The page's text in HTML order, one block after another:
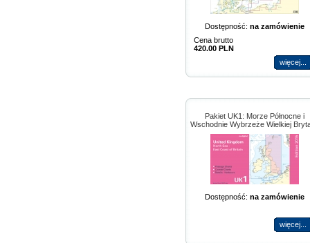
Dostępność: na zamówienie
Cena brutto
420.00 PLN
więcej...
Pakiet UK1: Morze Północne i
Wschodnie Wybrzeże Wielkiej
Dostępność: na zamówienie
więcej...